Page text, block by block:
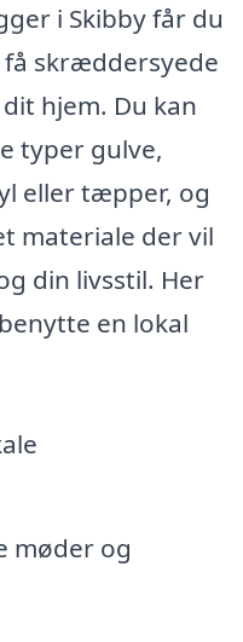
i Skibby får du
skræddersyede
hjem. Du kan
typer gulve,
eller tæpper, og
materiale der vil
din livsstil. Her
en lokal
møder og